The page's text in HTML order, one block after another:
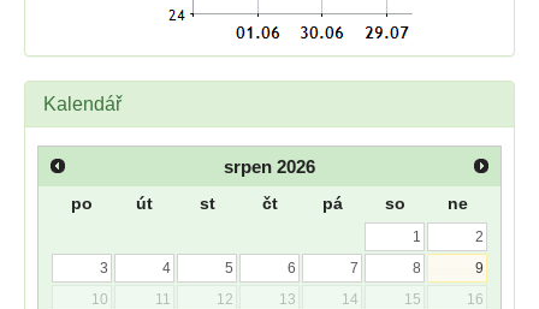
Kalendář
srpen 2026
po út st čt pá so ne
1
2
3
4 5 6 7 8
9
10
11 12 13 14 15
16